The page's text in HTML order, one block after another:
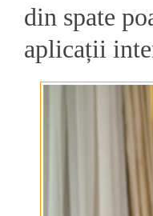
din spate
aplicații